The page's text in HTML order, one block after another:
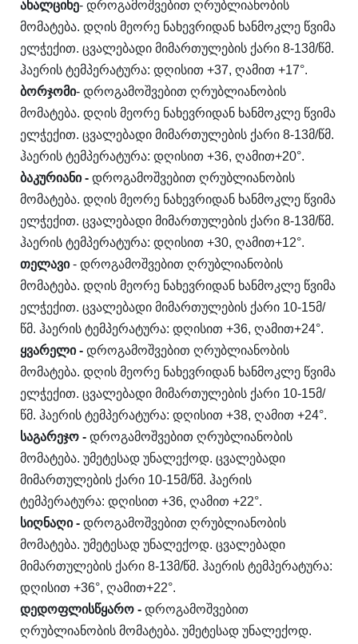
ახალციხე- დროგამოშვებით ღრუბლიანობის
მომატება. დღის მეორე ნახევრიდან ხანმოკლე წვიმა
ელჭექით. ცვალებადი მიმართულების ქარი 8-13მ/წმ.
ჰაერის ტემპერატურა: დღისით +37, ღამით +17°.
ბორჯომი- დროგამოშვებით ღრუბლიანობის
მომატება. დღის მეორე ნახევრიდან ხანმოკლე წვიმა
ელჭექით. ცვალებადი მიმართულების ქარი 8-13მ/წმ.
ჰაერის ტემპერატურა: დღისით +36, ღამით+20°.
ბაკურიანი- დროგამოშვებით ღრუბლიანობის
მომატება. დღის მეორე ნახევრიდან ხანმოკლე წვიმა
ელჭექით. ცვალებადი მიმართულების ქარი 8-13მ/წმ.
ჰაერის ტემპერატურა: დღისით +30, ღამით+12°.
თელავი - დროგამოშვებით ღრუბლიანობის
მომატება. დღის მეორე ნახევრიდან ხანმოკლე წვიმა
ელჭექით. ცვალებადი მიმართულების ქარი 10-15მ/
წმ. ჰაერის ტემპერატურა: დღისით +36, ღამით+24°.
ყვარელი- დროგამოშვებით ღრუბლიანობის
მომატება. დღის მეორე ნახევრიდან ხანმოკლე წვიმა
ელჭექით. ცვალებადი მიმართულების ქარი 10-15მ/
წმ. ჰაერის ტემპერატურა: დღისით +38, ღამით +24°.
საგარეჯო - დროგამოშვებით ღრუბლიანობის
მომატება. უმეტესად უნალექოდ. ცვალებადი
მიმართულების ქარი 10-15მ/წმ. ჰაერის
ტემპერატურა: დღისით +36, ღამით +22°.
სიღნაღი- დროგამოშვებით ღრუბლიანობის
მომატება. უმეტესად უნალექოდ. ცვალებადი
მიმართულების ქარი 8-13მ/წმ. ჰაერის ტემპერატურა:
დღისით +36°, ღამით+22°.
დედოფლისწყარო - დროგამოშვებით
ღრუბლიანობის მომატება. უმეტესად უნალექოდ.